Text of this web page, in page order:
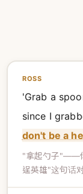
ROSS
'Grab a
since I
don't be a
"拿起勺子"——
逞英雄"这句话